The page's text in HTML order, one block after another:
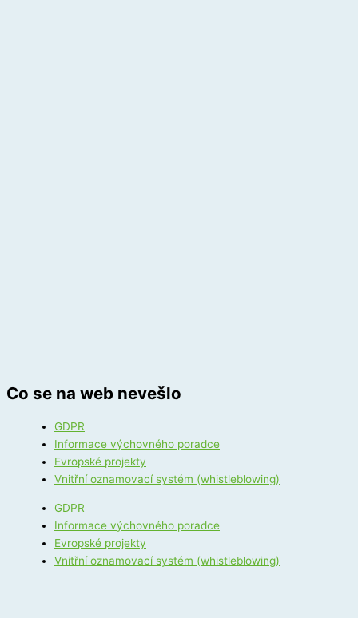
Co se na web nevešlo
GDPR
Informace výchovného poradce
Evropské projekty
Vnitřní oznamovací systém (whistleblowing)
GDPR
Informace výchovného poradce
Evropské projekty
Vnitřní oznamovací systém (whistleblowing)